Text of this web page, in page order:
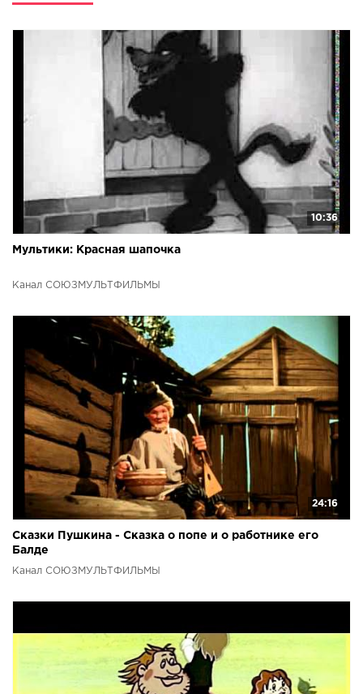
10:36
Мультики: Красная шапочка
Канал СОЮЗМУЛЬТФИЛЬМЫ
24:16
Сказки Пушкина - Сказка о попе и о работнике его
Балде
Канал СОЮЗМУЛЬТФИЛЬМЫ